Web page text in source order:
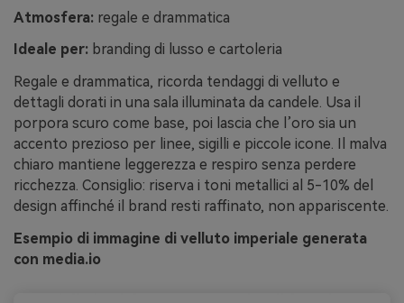
Atmosfera: regale e drammatica
Ideale per: branding di lusso e cartoleria
Regale e drammatica, ricorda tendaggi di velluto e
dettagli dorati in una sala illuminata da candele. Usa il
porpora scuro come base, poi lascia che l’oro sia un
accento prezioso per linee, sigilli e piccole icone. Il malva
chiaro mantiene leggerezza e respiro senza perdere
ricchezza. Consiglio: riserva i toni metallici al 5-10% del
design affinché il brand resti raffinato, non appariscente.
Esempio di immagine di velluto imperiale generata
con media.io